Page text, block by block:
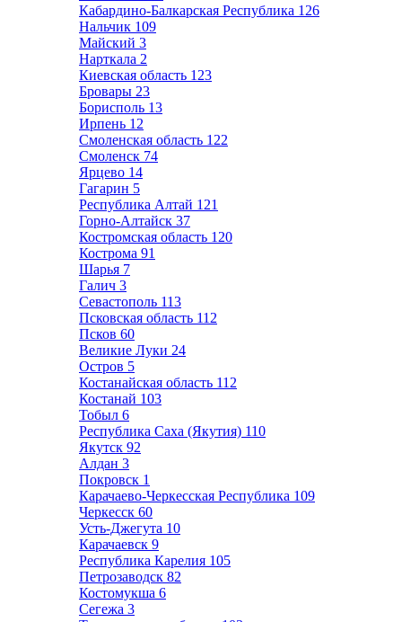
Кабардино-Балкарская Республика 126
Нальчик 109
Майский 3
Нарткала 2
Киевская область 123
Бровары 23
Борисполь 13
Ирпень 12
Смоленская область 122
Смоленск 74
Ярцево 14
Гагарин 5
Республика Алтай 121
Горно-Алтайск 37
Костромская область 120
Кострома 91
Шарья 7
Галич 3
Севастополь 113
Псковская область 112
Псков 60
Великие Луки 24
Остров 5
Костанайская область 112
Костанай 103
Тобыл 6
Республика Саха (Якутия) 110
Якутск 92
Алдан 3
Покровск 1
Карачаево-Черкесская Республика 109
Черкесск 60
Усть-Джегута 10
Карачаевск 9
Республика Карелия 105
Петрозаводск 82
Костомукша 6
Сегежа 3